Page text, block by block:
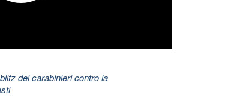
dei carabinieri contro la